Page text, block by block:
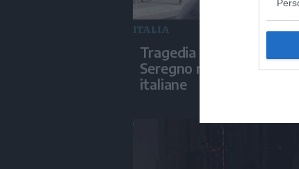
ITALIA
Tragedia in Perù, il
Seregno ricorda le
italiane